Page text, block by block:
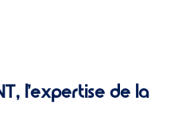
, l’expertise de la